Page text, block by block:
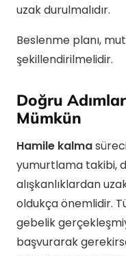
uzak durulmalıdır.
Beslenme planı,
şekillendirilmelidir.
Doğru
Mümkün
Hamile kalma
yumurtlama takibi,
alışkanlıklardan
oldukça önemlidir.
gebelik
başvurarak